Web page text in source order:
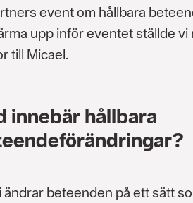
event om hållbara
upp inför eventet ställde vi
till Micael.
innebär hållbara
ändrar beteenden på ett sätt